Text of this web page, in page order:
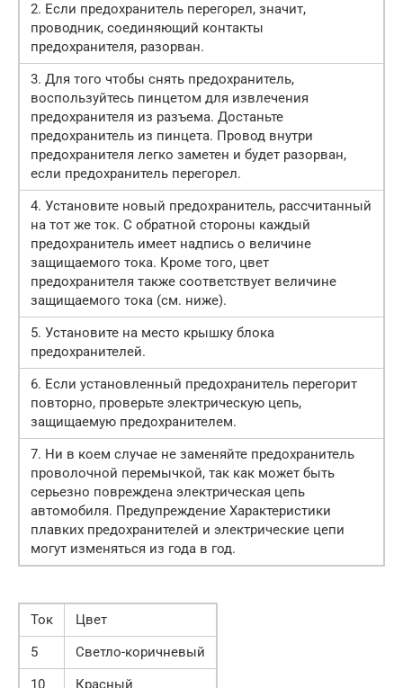
2. Если предохранитель перегорел, значит,
проводник, соединяющий контакты
предохранителя, разорван.
3. Для того чтобы снять предохранитель,
воспользуйтесь пинцетом для извлечения
предохранителя из разъема. Достаньте
предохранитель из пинцета. Провод внутри
предохранителя легко заметен и будет разорван,
если предохранитель перегорел.
4. Установите новый предохранитель, рассчитанный
на тот же ток. С обратной стороны каждый
предохранитель имеет надпись о величине
защищаемого тока. Кроме того, цвет
предохранителя также соответствует величине
защищаемого тока (см. ниже).
5. Установите на место крышку блока
предохранителей.
6. Если установленный предохранитель перегорит
повторно, проверьте электрическую цепь,
защищаемую предохранителем.
7. Ни в коем случае не заменяйте предохранитель
проволочной перемычкой, так как может быть
серьезно повреждена электрическая цепь
автомобиля. Предупреждение Характеристики
плавких предохранителей и электрические цепи
могут изменяться из года в год.
Ток
Цвет
5
Светло-коричневый
10
Красный